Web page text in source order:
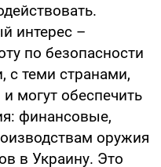
интерес –
по безопасности
с теми странами,
могут обеспечить
финансовые,
оружия
в Украину. Это